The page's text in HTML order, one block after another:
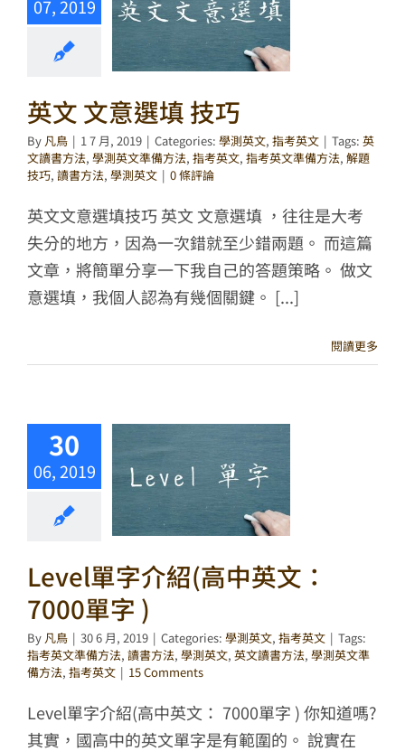
07, 2019
英文 文意選填 技巧
By 凡鳥 | 1 7 月, 2019 | Categories: 學測英文, 指考英文 | Tags: 英
文讀書方法, 學測英文準備方法, 指考英文, 指考英文準備方法, 解題
技巧, 讀書方法, 學測英文 | 0 條評論
英文文意選填技巧 英文 文意選填 ，往往是大考
失分的地方，因為一次錯就至少錯兩題。 而這篇
文章，將簡單分享一下我自己的答題策略。 做文
意選填，我個人認為有幾個關鍵。 [...]
閱讀更多
30
06, 2019
Level單字介紹(高中英文：
7000單字 )
By 凡鳥 | 30 6 月, 2019 | Categories: 學測英文, 指考英文 | Tags:
指考英文準備方法, 讀書方法, 學測英文, 英文讀書方法, 學測英文準
備方法, 指考英文 | 15 Comments
Level單字介紹(高中英文： 7000單字 ) 你知道嗎?
其實，國高中的英文單字是有範圍的。 說實在